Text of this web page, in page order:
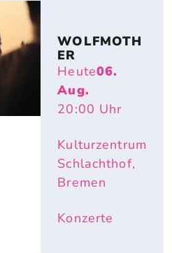
WOLFMOTH
ER
Heute06.
Aug.
20:00 Uhr
Kulturzentrum
Schlachthof,
Bremen
Konzerte